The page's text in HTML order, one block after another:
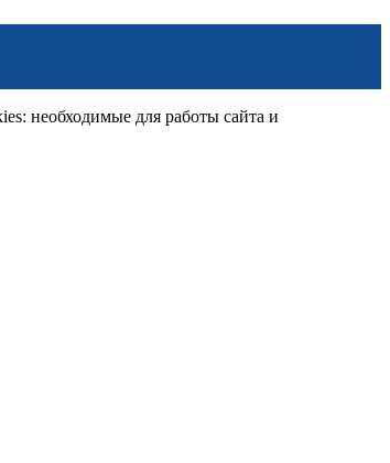
необходимые для работы сайта и